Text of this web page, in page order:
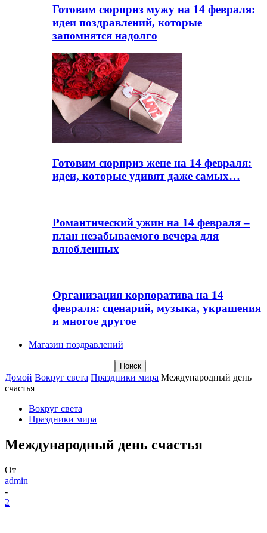
Готовим сюрприз мужу на 14 февраля:
идеи поздравлений, которые
запомнятся надолго
Готовим сюрприз жене на 14 февраля:
идеи, которые удивят даже самых…
Романтический ужин на 14 февраля –
план незабываемого вечера для
влюбленных
Организация корпоратива на 14
февраля: сценарий, музыка, украшения
и многое другое
Магазин поздравлений
Домой Вокруг света Праздники мира Международный день
счастья
Вокруг света
Праздники мира
Международный день счастья
От
admin
-
2